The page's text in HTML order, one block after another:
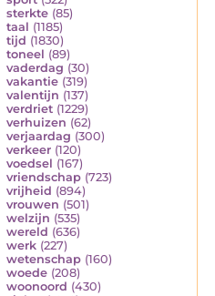
sterkte (85)
taal (1185)
tijd (1830)
toneel (89)
vaderdag (30)
vakantie (319)
valentijn (137)
verdriet (1229)
verhuizen (62)
verjaardag (300)
verkeer (120)
voedsel (167)
vriendschap (723)
vrijheid (894)
vrouwen (501)
welzijn (535)
wereld (636)
werk (227)
wetenschap (160)
woede (208)
woonoord (430)